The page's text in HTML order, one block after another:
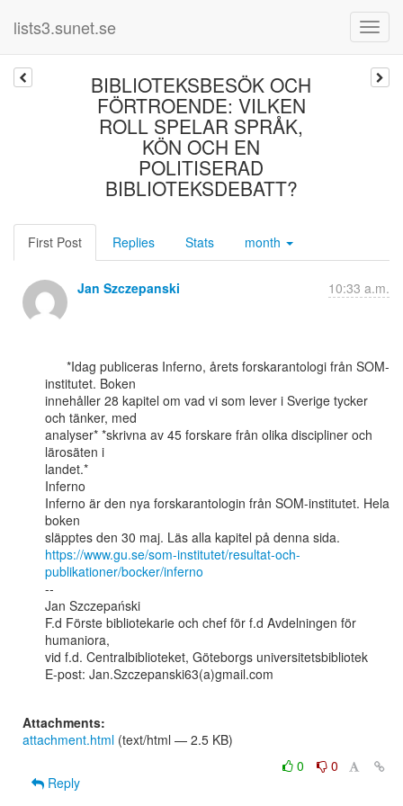
lists3.sunet.se
BIBLIOTEKSBESÖK OCH
FÖRTROENDE: VILKEN
ROLL SPELAR SPRÅK,
KÖN OCH EN
POLITISERAD
BIBLIOTEKSDEBATT?
First Post Replies Stats month
Jan Szczepanski 10:33 a.m.
institutet. Boken
innehåller 28 kapitel om vad vi som lever i Sverige tycker
och tänker, med
analyser* *skrivna av 45 forskare från olika discipliner och
lärosäten i
landet.*
Inferno
Inferno är den nya forskarantologin från SOM-institutet. Hela
boken
https://www.gu.se/som-institutet/resultat-och-
publikationer/bocker/inferno
--
Jan Szczepański
F.d Förste bibliotekarie och chef för f.d Avdelningen för
humaniora,
vid f.d. Centralbiblioteket, Göteborgs universitetsbibliotek
E-post: Jan.Szczepanski63(a)gmail.com
Attachments:
attachment.html (text/html — 2.5 KB)
0
0
Reply